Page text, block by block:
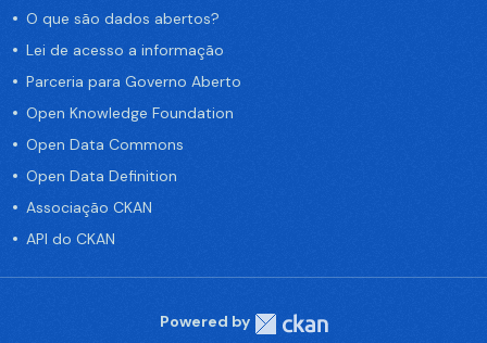
O que são dados abertos?
Lei de acesso a informação
Parceria para Governo Aberto
Open Knowledge Foundation
Open Data Commons
Open Data Definition
Associação CKAN
API do CKAN
Powered by